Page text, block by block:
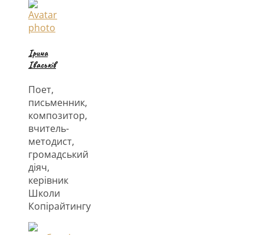
Ірина
Іваськів
Поет,
письменник,
композитор,
вчитель-
методист,
громадський
діяч,
керівник
Школи
Копірайтингу